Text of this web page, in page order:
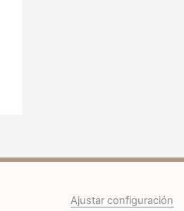
Ajustar configuración